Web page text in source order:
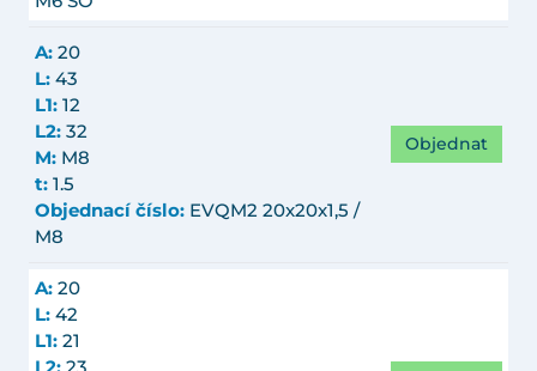
A: 20
L: 43
L1: 12
L2: 32
M: M8
t: 1.5
Objednací číslo: EVQM2 20x20x1,5 /
M8
Objednat
A: 20
L: 42
L1: 21